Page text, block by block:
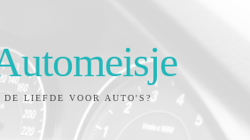
DE LIEFDE VOOR AUTO'S?